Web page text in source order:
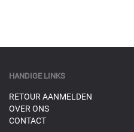
HANDIGE LINKS
RETOUR AANMELDEN
OVER ONS
CONTACT